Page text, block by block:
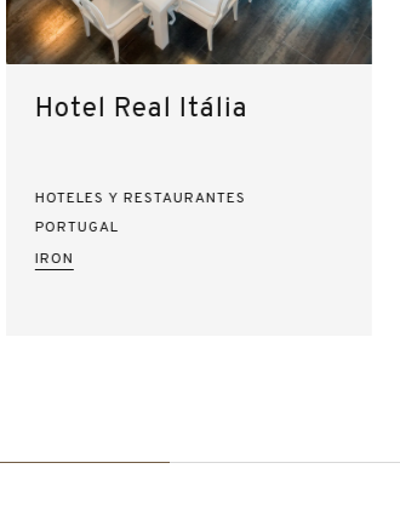
Hotel Real Itália
HOTELES Y RESTAURANTES
PORTUGAL
IRON